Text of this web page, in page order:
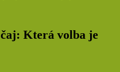
Která volba je